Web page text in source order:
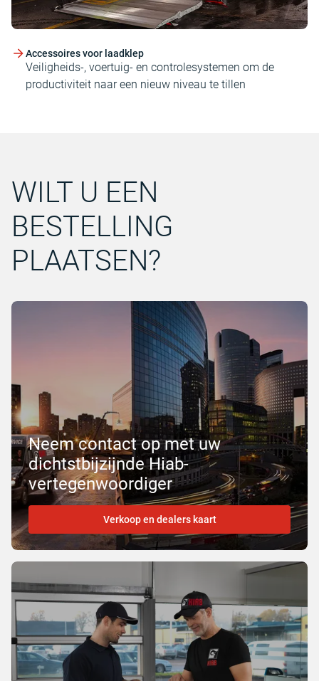
Accessoires voor laadklep
Veiligheids-, voertuig- en controlesystemen om de
productiviteit naar een nieuw niveau te tillen
WILT U EEN
BESTELLING
PLAATSEN?
Neem contact op met uw
dichtstbijzijnde Hiab-
vertegenwoordiger
Verkoop en dealers kaart